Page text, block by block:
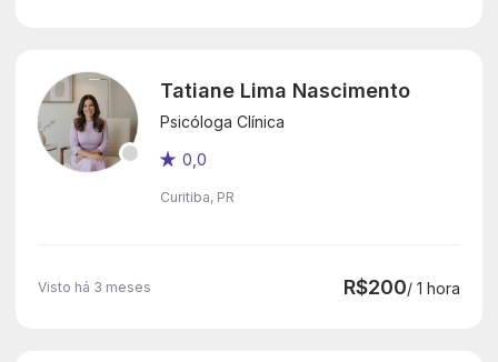
Tatiane Lima Nascimento
Psicóloga Clínica
0,0
Curitiba, PR
Visto há 3 meses R$200/ 1 hora